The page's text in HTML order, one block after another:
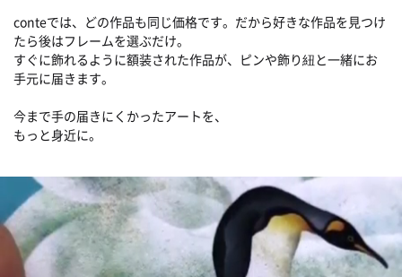
conteでは、どの作品も同じ価格です。だから好きな作品を見つけ
たら後はフレームを選ぶだけ。
すぐに飾れるように額装された作品が、ピンや飾り紐と一緒にお
手元に届きます。
今まで手の届きにくかったアートを、
もっと身近に。